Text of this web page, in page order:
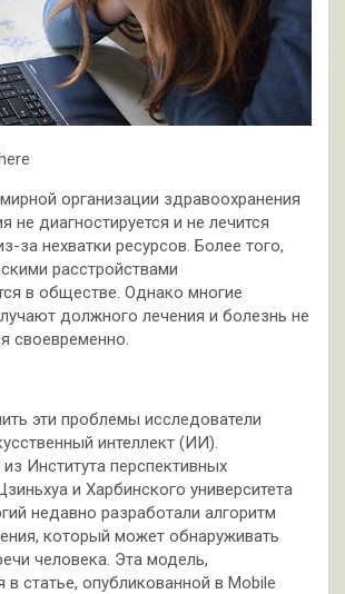
организации здравоохранения
не диагностируется и не лечится
за нехватки ресурсов. Более того,
расстройствами
в обществе. Однако многие
должного лечения и болезнь не
своевременно.
эти проблемы исследователи
интеллект (ИИ).
Института перспективных
и Харбинского университета
недавно разработали алгоритм
который может обнаруживать
человека. Эта модель,
в статье, опубликованной в Mobile